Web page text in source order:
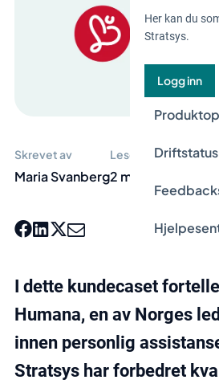
Her kan du
Stratsys.
Logg inn
Driftstatus
Skrevet av
Maria Svanberg
Lesetid
2 min
I dette kundecaset
Humana, en av Norges
innen personlig
Stratsys har forbedret